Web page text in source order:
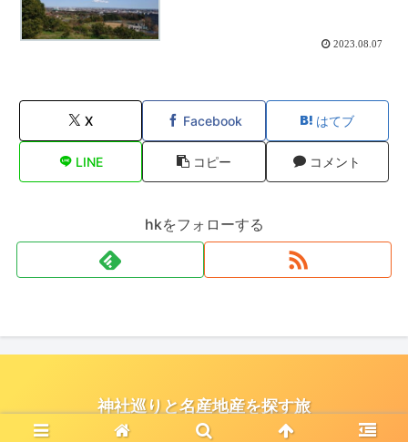
2023.08.07
X Facebook はてブ
LINE コピー コメント
hkをフォローする
神社巡りと名産地産を探す旅
© 2021 神社巡りと名産地産を探す旅.